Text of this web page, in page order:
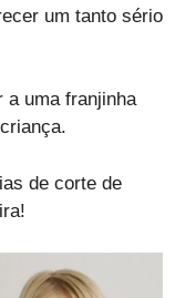
um tanto sério
a uma franjinha
de corte de